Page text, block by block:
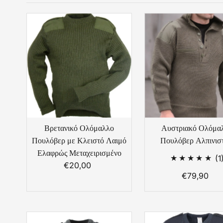
Βρετανικό Ολόμαλλο
Πουλόβερ με Κλειστό Λαιμό
Ελαφρώς Μεταχειρισμένο
Κανονική
€20,00
Αυστριακό
Πουλόβερ
€79,90